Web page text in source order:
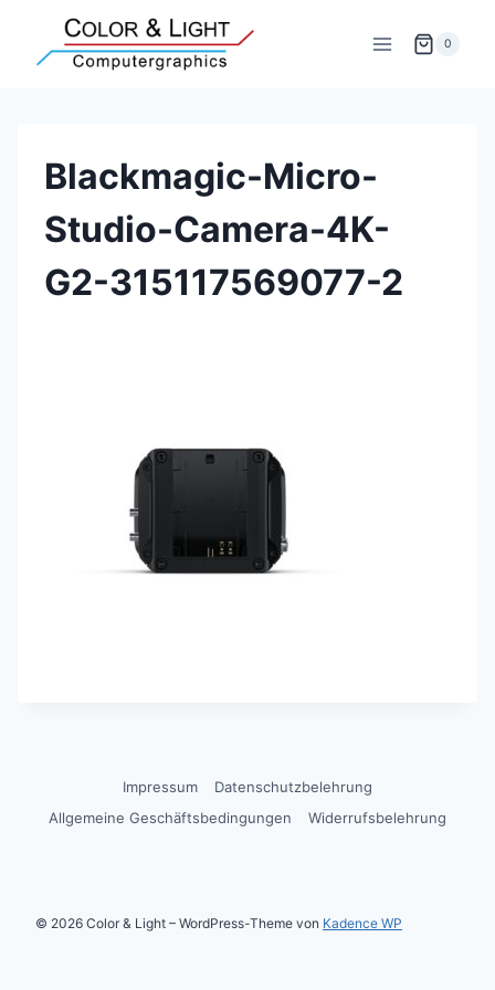
springen
0
Blackmagic-Micro-
Studio-Camera-4K-
G2-315117569077-2
Impressum
Datenschutzbelehrung
Allgemeine Geschäftsbedingungen
Widerrufsbelehrung
© 2026 Color & Light – WordPress-Theme von Kadence WP